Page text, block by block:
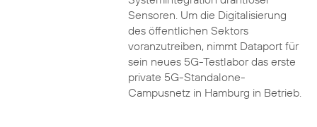
Sensoren. Um die Digitalisierung
des öffentlichen Sektors
voranzutreiben, nimmt Dataport für
sein neues 5G-Testlabor das erste
private 5G-Standalone-
Campusnetz in Hamburg in Betrieb.